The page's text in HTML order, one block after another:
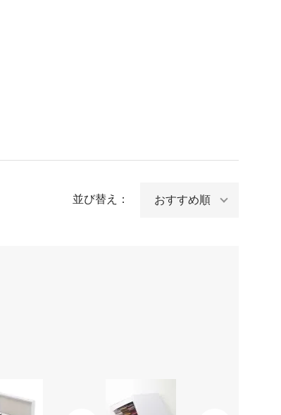
並び替え：